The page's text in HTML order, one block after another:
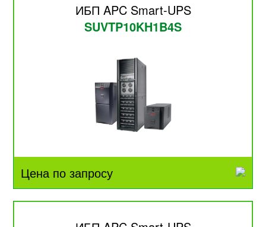
ИБП APC Smart-UPS
SUVTP10KH1B4S
Цена по запросу